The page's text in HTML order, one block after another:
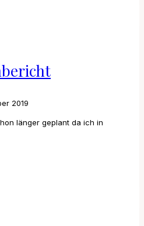
2019
länger geplant da ich in